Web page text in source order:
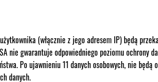
(włącznie z jego adresem IP) będą
nie gwarantuje odpowiedniego poziomu ochrony
Po ujawnieniu 11 danych osobowych, nie
danych.